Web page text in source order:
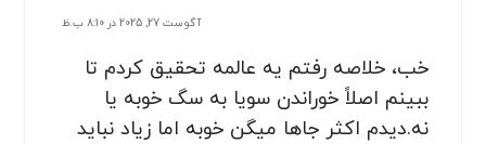
آگوست 27, 2025 در 8:10 ب.ظ
خب، خلاصه رفتم یه عالمه تحقیق کردم تا
ببینم اصلاً خوراندن سویا به سگ خوبه یا
نه.دیدم اکثر جاها میگن خوبه اما زیاد نباید